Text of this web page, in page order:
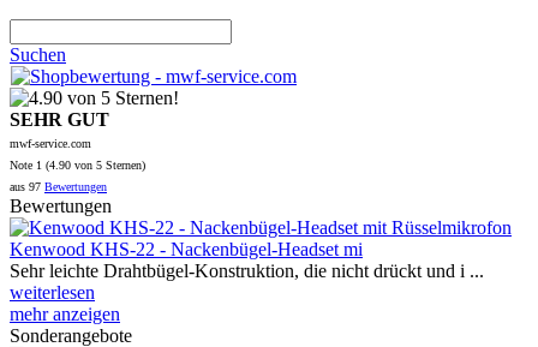
Suchen
SEHR GUT
mwf-service.com
Note 1 (4.90 von 5 Sternen)
aus 97 Bewertungen
Bewertungen
Kenwood KHS-22 - Nackenbügel-Headset mi
Sehr leichte Drahtbügel-Konstruktion, die nicht drückt und i ...
weiterlesen
mehr anzeigen
Sonderangebote